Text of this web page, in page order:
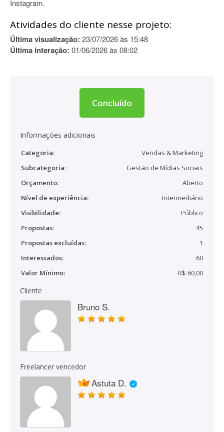
Instagram.
Atividades do cliente nesse projeto:
Última visualização: 23/07/2026 às 15:48
Última interação: 01/06/2026 às 08:02
Concluído
Informações adicionais
Categoria:
Vendas & Marketing
Subcategoria:
Gestão de Mídias Sociais
Orçamento:
Aberto
Nível de experiência:
Intermediário
Visibilidade:
Público
Propostas:
45
Propostas excluídas:
1
Interessados:
60
Valor Mínimo:
R$ 60,00
Cliente
Bruno S.
Freelancer vencedor
Astuta D.